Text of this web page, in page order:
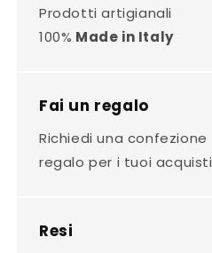
Prodotti artigianali
100% Made in Italy
Fai un regalo
Richiedi una confezione
regalo per i tuoi acquisti
Resi